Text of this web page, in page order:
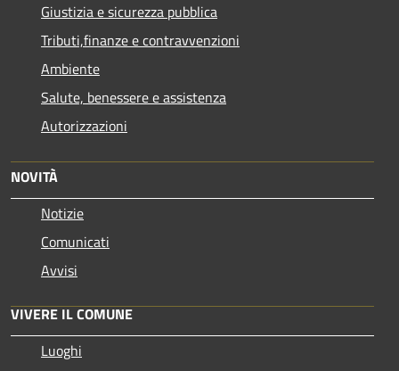
Giustizia e sicurezza pubblica
Tributi,finanze e contravvenzioni
Ambiente
Salute, benessere e assistenza
Autorizzazioni
NOVITÀ
Notizie
Comunicati
Avvisi
VIVERE IL COMUNE
Luoghi